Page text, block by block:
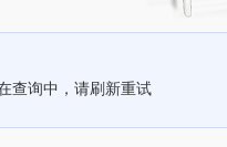
查询中，请刷新重试